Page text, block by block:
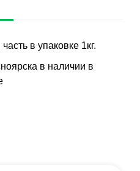
в упаковке 1кг.
в наличии в